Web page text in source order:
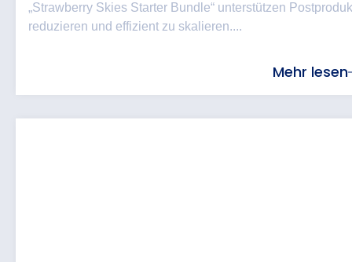
„Strawberry Skies Starter Bundle“ unterstützen
reduzieren und effizient zu skalieren....
Mehr lesen